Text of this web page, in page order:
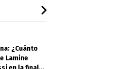
¿Cuánto
Lamine